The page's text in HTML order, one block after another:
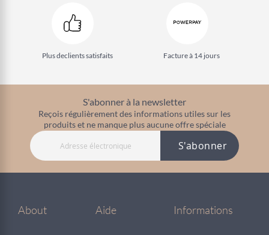
Plus declients satisfaits Facture à 14 jours
S'abonner à la newsletter
Reçois régulièrement des informations utiles sur les
produits et ne manque plus aucune offre spéciale
S'abonner
About Aide Informations